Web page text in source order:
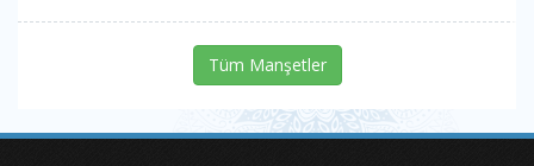
Tüm Manşetler